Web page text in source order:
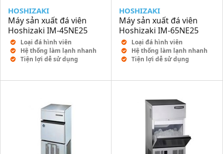
HOSHIZAKI
Máy sản xuất đá viên
Hoshizaki IM-45NE25
Loại đá hình viên
Hệ thống làm lạnh nhanh
Tiện lợi dễ sử dụng
HOSHIZAKI
Máy sản xuất đá viên
Hoshizaki IM-65NE25
Loại đá hình viên
Hệ thống làm lạnh nhanh
Tiện lợi dễ sử dụng